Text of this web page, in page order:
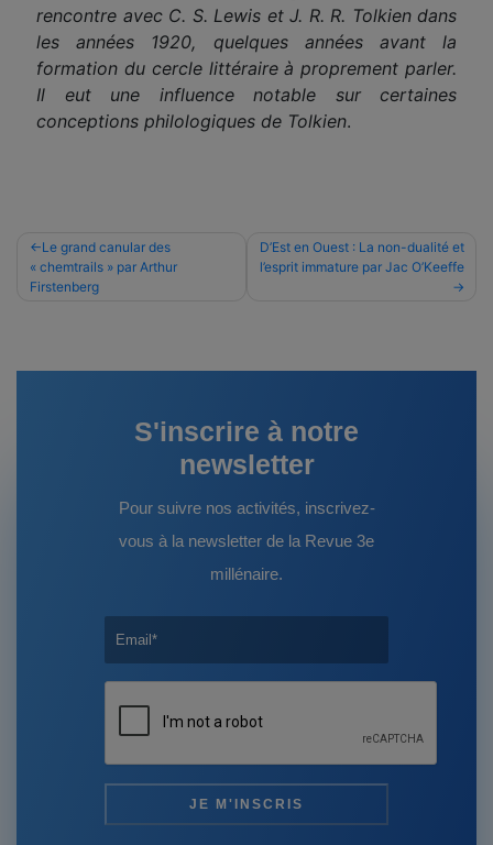
rencontre avec C. S. Lewis et J. R. R. Tolkien dans
les années 1920, quelques années avant la
formation du cercle littéraire à proprement parler.
Il eut une influence notable sur certaines
conceptions philologiques de Tolkien.
Navigation
de
Le grand canular des
« chemtrails » par Arthur
Firstenberg
D’Est en Ouest : La non-dualité et
l’esprit immature par Jac O’Keeffe
S'inscrire à notre
newsletter
Pour suivre nos activités, inscrivez-
vous à la newsletter de la Revue 3e
millénaire.